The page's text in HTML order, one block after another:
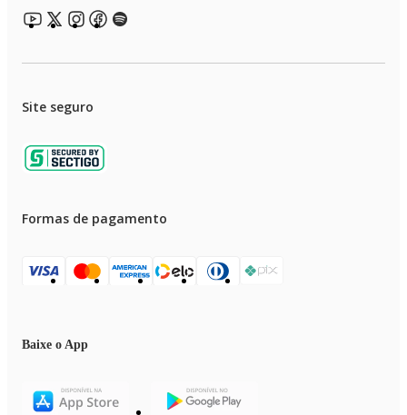
Site seguro
Formas de pagamento
Baixe o App